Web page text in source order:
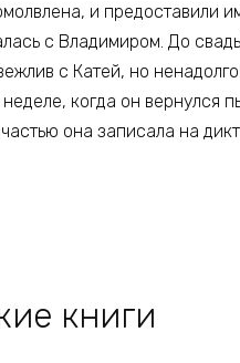
и предоставили
с Владимиром. До
с Катей, но
когда он вернулся
она записала на
книги